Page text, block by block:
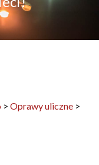
> Oprawy uliczne >